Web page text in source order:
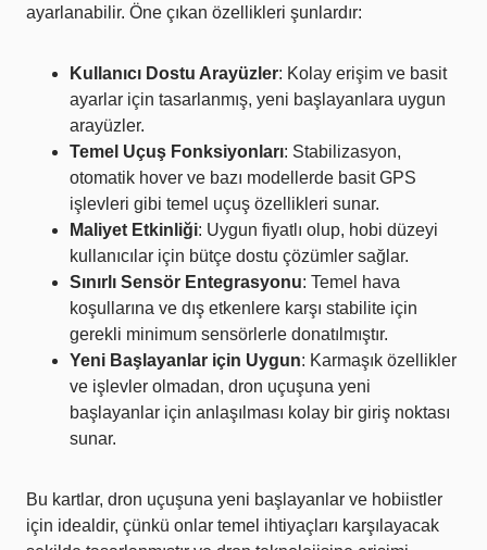
ayarlanabilir. Öne çıkan özellikleri şunlardır:
Kullanıcı Dostu Arayüzler: Kolay erişim ve basit
ayarlar için tasarlanmış, yeni başlayanlara uygun
arayüzler.
Temel Uçuş Fonksiyonları: Stabilizasyon,
otomatik hover ve bazı modellerde basit GPS
işlevleri gibi temel uçuş özellikleri sunar.
Maliyet Etkinliği: Uygun fiyatlı olup, hobi düzeyi
kullanıcılar için bütçe dostu çözümler sağlar.
Sınırlı Sensör Entegrasyonu: Temel hava
koşullarına ve dış etkenlere karşı stabilite için
gerekli minimum sensörlerle donatılmıştır.
Yeni Başlayanlar için Uygun: Karmaşık özellikler
ve işlevler olmadan, dron uçuşuna yeni
başlayanlar için anlaşılması kolay bir giriş noktası
sunar.
Bu kartlar, dron uçuşuna yeni başlayanlar ve hobiistler
için idealdir, çünkü onlar temel ihtiyaçları karşılayacak